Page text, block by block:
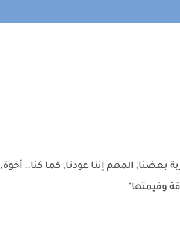
المهم إننا عودنا, كما كنا.. أخوة,
وقيمتها"